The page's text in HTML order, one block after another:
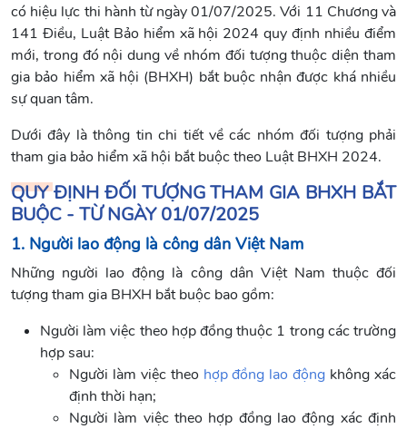
có hiệu lực thi hành từ ngày 01/07/2025. Với 11 Chương và
141 Điều, Luật Bảo hiểm xã hội 2024 quy định nhiều điểm
mới, trong đó nội dung về nhóm đối tượng thuộc diện tham
gia bảo hiểm xã hội (BHXH) bắt buộc nhận được khá nhiều
sự quan tâm.
Dưới đây là thông tin chi tiết về các nhóm đối tượng phải
tham gia bảo hiểm xã hội bắt buộc theo Luật BHXH 2024.
QUY ĐỊNH ĐỐI TƯỢNG THAM GIA BHXH BẮT
BUỘC - TỪ NGÀY 01/07/2025
1. Người lao động là công dân Việt Nam
Những người lao động là công dân Việt Nam thuộc đối
tượng tham gia BHXH bắt buộc bao gồm:
Người làm việc theo hợp đồng thuộc 1 trong các trường
hợp sau:
Người làm việc theo hợp đồng lao động không xác
định thời hạn;
Người làm việc theo hợp đồng lao động xác định